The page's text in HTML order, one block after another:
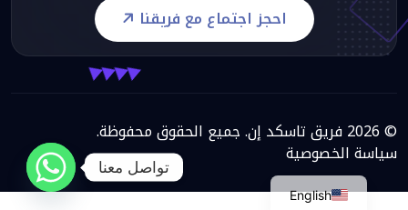
احجز اجتماع مع فريقنا
© 2026 فريق تاسكد إن. جميع الحقوق محفوظة.
سياسة الخصوصية
English
تواصل معنا